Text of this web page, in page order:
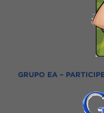
GRUPO EA –